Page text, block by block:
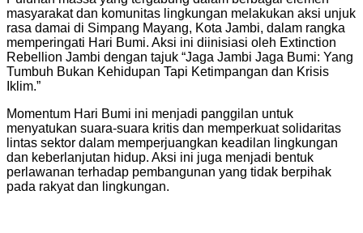
masyarakat dan komunitas lingkungan melakukan aksi unjuk
rasa damai di Simpang Mayang, Kota Jambi, dalam rangka
memperingati Hari Bumi. Aksi ini diinisiasi oleh Extinction
Rebellion Jambi dengan tajuk “Jaga Jambi Jaga Bumi: Yang
Tumbuh Bukan Kehidupan Tapi Ketimpangan dan Krisis
Iklim.”
Momentum Hari Bumi ini menjadi panggilan untuk
menyatukan suara-suara kritis dan memperkuat solidaritas
lintas sektor dalam memperjuangkan keadilan lingkungan
dan keberlanjutan hidup. Aksi ini juga menjadi bentuk
perlawanan terhadap pembangunan yang tidak berpihak
pada rakyat dan lingkungan.